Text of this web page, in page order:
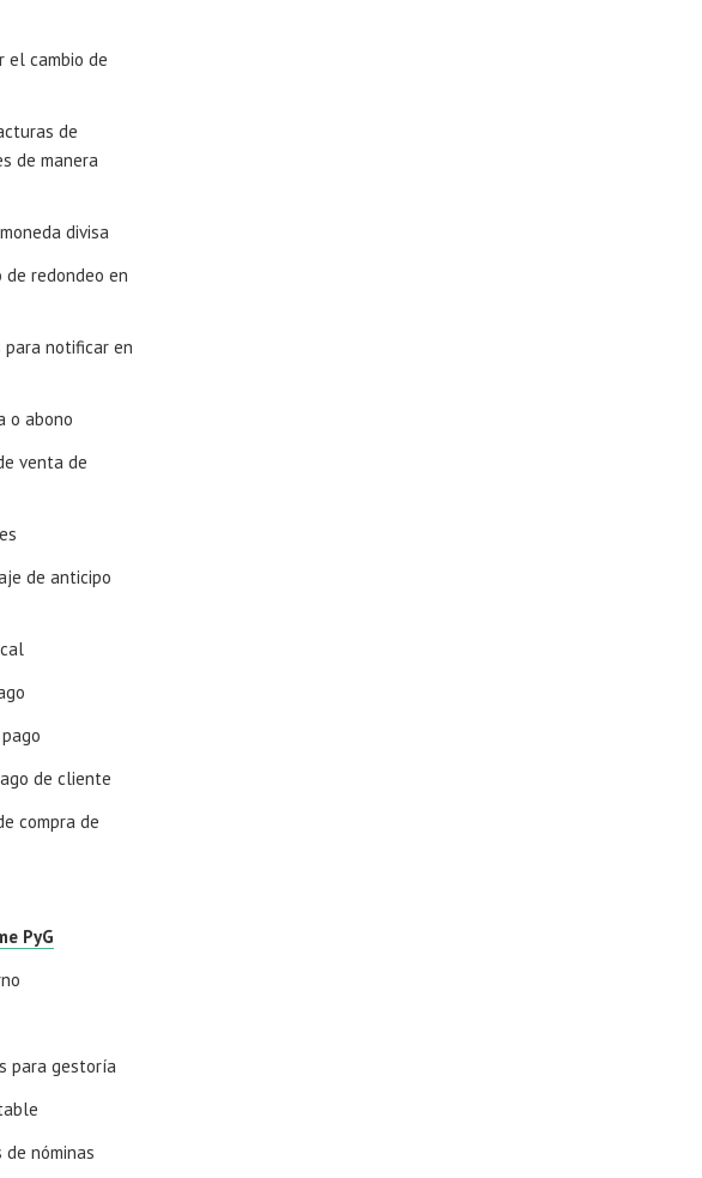
el cambio de
de
de manera
divisa
redondeo en
notificar en
o abono
venta de
de anticipo
de cliente
compra de
PyG
para gestoría
nóminas